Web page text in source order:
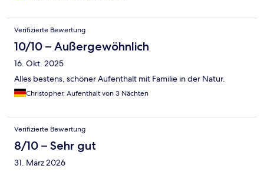
Verifizierte Bewertung
10/10 – Außergewöhnlich
16. Okt. 2025
Alles bestens, schöner Aufenthalt mit Familie in der Natur.
Christopher, Aufenthalt von 3 Nächten
Verifizierte Bewertung
8/10 – Sehr gut
31. März 2026